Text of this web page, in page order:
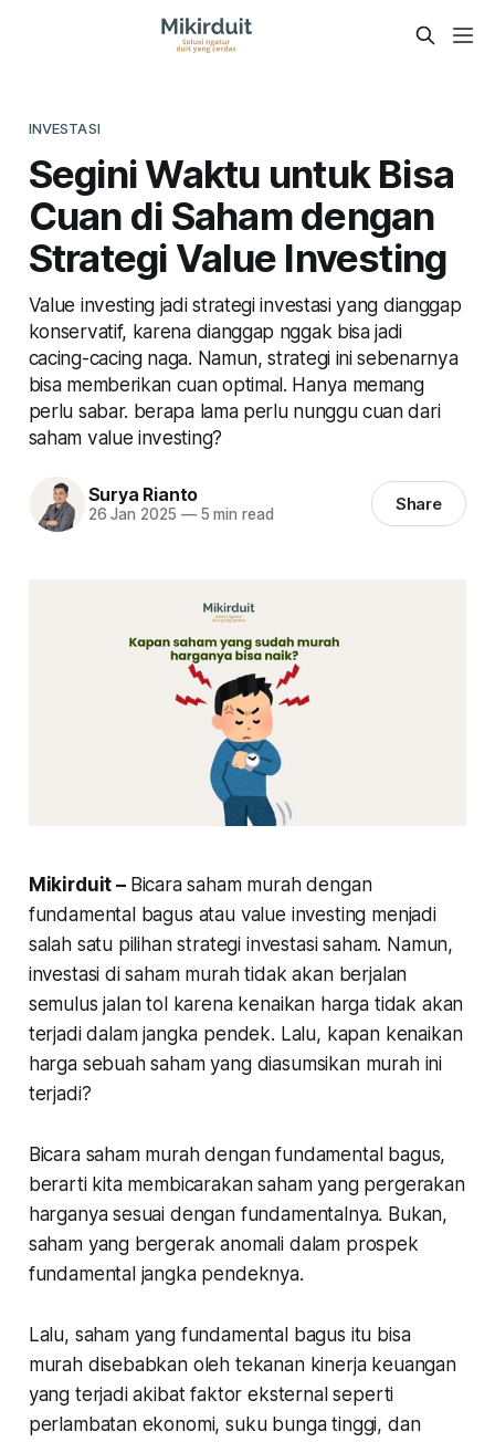
INVESTASI
Segini Waktu untuk Bisa
Cuan di Saham dengan
Strategi Value Investing
Value investing jadi strategi investasi yang dianggap
konservatif, karena dianggap nggak bisa jadi
cacing-cacing naga. Namun, strategi ini sebenarnya
bisa memberikan cuan optimal. Hanya memang
perlu sabar. berapa lama perlu nunggu cuan dari
saham value investing?
Surya Rianto
26 Jan 2025 —5 min read Share
Mikirduit – Bicara saham murah dengan
fundamental bagus atau value investing menjadi
salah satu pilihan strategi investasi saham. Namun,
investasi di saham murah tidak akan berjalan
semulus jalan tol karena kenaikan harga tidak akan
terjadi dalam jangka pendek. Lalu, kapan kenaikan
harga sebuah saham yang diasumsikan murah ini
terjadi?
Bicara saham murah dengan fundamental bagus,
berarti kita membicarakan saham yang pergerakan
harganya sesuai dengan fundamentalnya. Bukan,
saham yang bergerak anomali dalam prospek
fundamental jangka pendeknya.
Lalu, saham yang fundamental bagus itu bisa
murah disebabkan oleh tekanan kinerja keuangan
yang terjadi akibat faktor eksternal seperti
perlambatan ekonomi, suku bunga tinggi, dan